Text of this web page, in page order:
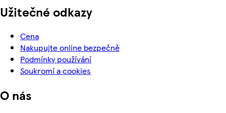
Užitečné odkazy
Cena
Nakupujte online bezpečně
Podmínky používání
Soukromí a cookies
O nás